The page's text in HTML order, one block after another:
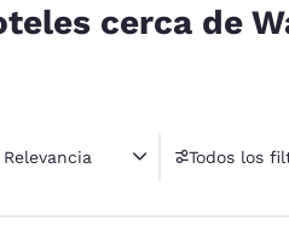
América
América
cerca de
Relevancia Todos los
1